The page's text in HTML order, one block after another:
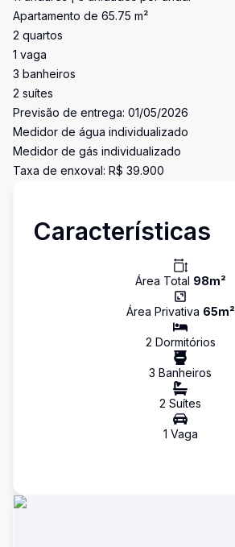
Apartamento de 65.75 m²
2 quartos
1 vaga
3 banheiros
2 suítes
Previsão de entrega: 01/05/2026
Medidor de água individualizado
Medidor de gás individualizado
Taxa de enxoval: R$ 39.900
Características
Área Total 98m²
Área Privativa 65m²
2 Dormitórios
3 Banheiros
2 Suítes
1 Vaga